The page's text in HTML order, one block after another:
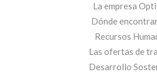
La empresa
Dónde
Recursos
Las ofertas de
Desarrollo